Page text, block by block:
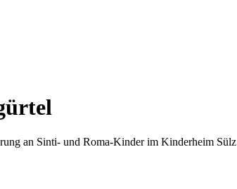
an Sinti- und Roma-Kinder im Kinderheim Sülz